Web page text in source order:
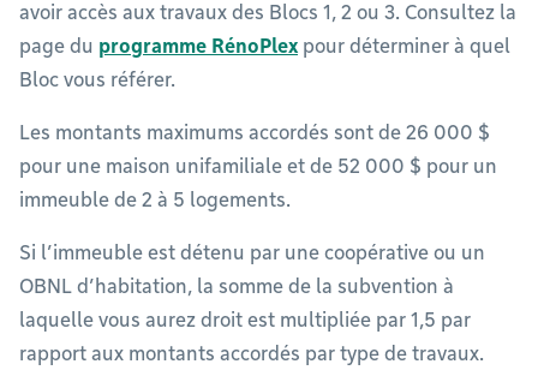
avoir accès aux travaux des Blocs 1, 2 ou 3. Consultez la
page du programme RénoPlex pour déterminer à quel
Bloc vous référer.
Les montants maximums accordés sont de 26 000 $
pour une maison unifamiliale et de 52 000 $ pour un
immeuble de 2 à 5 logements.
Si l’immeuble est détenu par une coopérative ou un
OBNL d’habitation, la somme de la subvention à
laquelle vous aurez droit est multipliée par 1,5 par
rapport aux montants accordés par type de travaux.